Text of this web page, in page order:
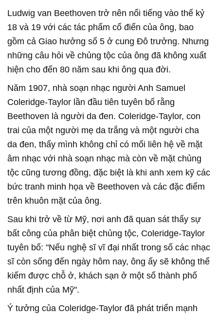
Ludwig van Beethoven trở nên nổi tiếng vào thế kỷ
18 và 19 với các tác phẩm cổ điển của ông, bao
gồm cả Giao hưởng số 5 ở cung Đô trưởng. Nhưng
những câu hỏi về chủng tộc của ông đã không xuất
hiện cho đến 80 năm sau khi ông qua đời.
Năm 1907, nhà soạn nhạc người Anh Samuel
Coleridge-Taylor lần đầu tiên tuyên bố rằng
Beethoven là người da đen. Coleridge-Taylor, con
trai của một người mẹ da trắng và một người cha
da đen, thấy mình không chỉ có mối liên hệ về mặt
âm nhạc với nhà soạn nhạc mà còn về mặt chủng
tộc cũng tương đồng, đặc biệt là khi anh xem kỹ các
bức tranh minh họa về Beethoven và các đặc điểm
trên khuôn mặt của ông.
Sau khi trở về từ Mỹ, nơi anh đã quan sát thấy sự
bất công của phân biệt chủng tộc, Coleridge-Taylor
tuyên bố: "Nếu nghệ sĩ vĩ đại nhất trong số các nhạc
sĩ còn sống đến ngày hôm nay, ông ấy sẽ không thể
kiếm được chỗ ở, khách sạn ở một số thành phố
nhất định của Mỹ".
Ý tưởng của Coleridge-Taylor đã phát triển mạnh